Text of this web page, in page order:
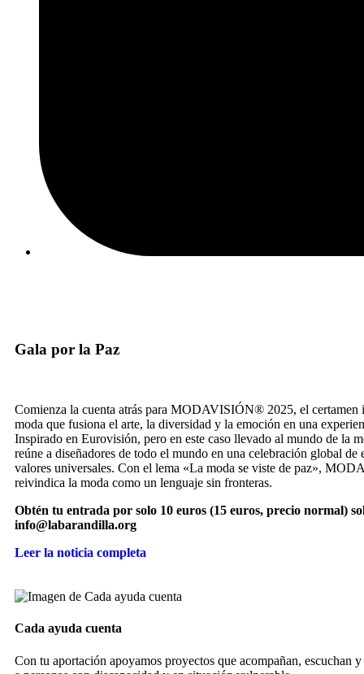
Gala por la Paz
Comienza la cuenta atrás para MODAVISIÓN® 2025, el certamen
moda que fusiona el arte, la diversidad y la emoción en una
Inspirado en Eurovisión, pero en este caso llevado al mundo de la
reúne a diseñadores de todo el mundo en una celebración global
valores universales. Con el lema «La moda se viste de paz»,
reivindica la moda como un lenguaje sin fronteras.
Obtén tu entrada por solo 10 euros (15 euros, precio normal)
info@labarandilla.org
Leer la noticia completa
Cada ayuda cuenta
Con tu aportación apoyamos proyectos que acompañan, escuchan